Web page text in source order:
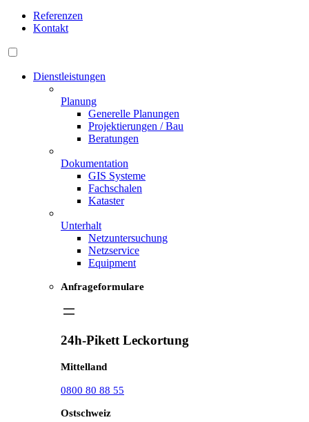
Referenzen
Kontakt
Dienstleistungen
Planung
Generelle Planungen
Projektierungen / Bau
Beratungen
Dokumentation
GIS Systeme
Fachschalen
Kataster
Unterhalt
Netzuntersuchung
Netzservice
Equipment
Anfrageformulare
24h-Pikett Leckortung
Mittelland
0800 80 88 55
Ostschweiz